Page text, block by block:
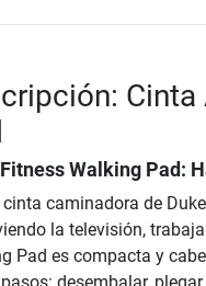
Walking Pad:
cinta caminadora de
la televisión,
Pad es compacta y
desembalar,